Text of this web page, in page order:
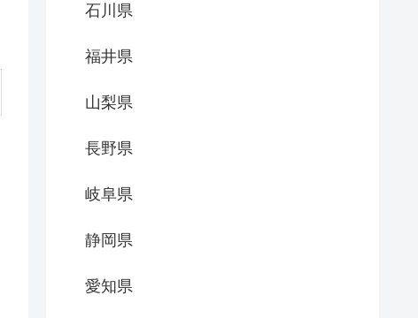
石川県
福井県
山梨県
長野県
岐阜県
静岡県
愛知県